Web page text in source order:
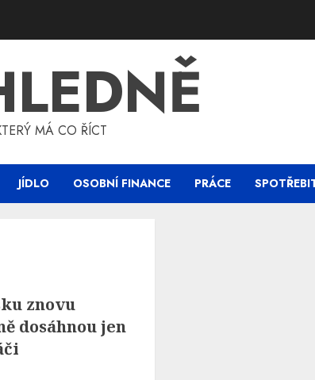
MÁ CO ŘÍCT
JÍDLO OSOBNÍ FINANCE PRÁCE
znovu
dosáhnou jen